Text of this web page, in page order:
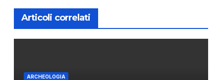
Articoli correlati
ARCHEOLOGIA